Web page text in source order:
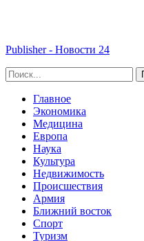
Publisher - Новости 24
Главное
Экономика
Медицина
Европа
Наука
Культура
Недвижимость
Происшествия
Армия
Ближний восток
Спорт
Туризм